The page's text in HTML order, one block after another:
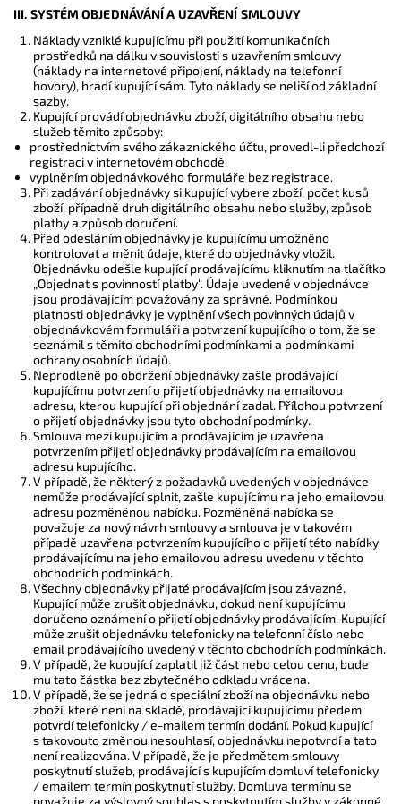
III. SYSTÉM OBJEDNÁVÁNÍ A UZAVŘENÍ SMLOUVY
Náklady vzniklé kupujícímu při použití komunikačních
prostředků na dálku v souvislosti s uzavřením smlouvy
(náklady na internetové připojení, náklady na telefonní
hovory), hradí kupující sám. Tyto náklady se neliší od základní
sazby.
Kupující provádí objednávku zboží, digitálního obsahu nebo
služeb těmito způsoby:
prostřednictvím svého zákaznického účtu, provedl-li předchozí
registraci v internetovém obchodě,
vyplněním objednávkového formuláře bez registrace.
Při zadávání objednávky si kupující vybere zboží, počet kusů
zboží, případně druh digitálního obsahu nebo služby, způsob
platby a způsob doručení.
Před odesláním objednávky je kupujícímu umožněno
kontrolovat a měnit údaje, které do objednávky vložil.
Objednávku odešle kupující prodávajícímu kliknutím na tlačítko
„Objednat s povinností platby“. Údaje uvedené v objednávce
jsou prodávajícím považovány za správné. Podmínkou
platnosti objednávky je vyplnění všech povinných údajů v
objednávkovém formuláři a potvrzení kupujícího o tom, že se
seznámil s těmito obchodními podmínkami a podmínkami
ochrany osobních údajů.
Neprodleně po obdržení objednávky zašle prodávající
kupujícímu potvrzení o přijetí objednávky na emailovou
adresu, kterou kupující při objednání zadal. Přílohou potvrzení
o přijetí objednávky jsou tyto obchodní podmínky.
Smlouva mezi kupujícím a prodávajícím je uzavřena
potvrzením přijetí objednávky prodávajícím na emailovou
adresu kupujícího.
V případě, že některý z požadavků uvedených v objednávce
nemůže prodávající splnit, zašle kupujícímu na jeho emailovou
adresu pozměněnou nabídku. Pozměněná nabídka se
považuje za nový návrh smlouvy a smlouva je v takovém
případě uzavřena potvrzením kupujícího o přijetí této nabídky
prodávajícímu na jeho emailovou adresu uvedenu v těchto
obchodních podmínkách.
Všechny objednávky přijaté prodávajícím jsou závazné.
Kupující může zrušit objednávku, dokud není kupujícímu
doručeno oznámení o přijetí objednávky prodávajícím. Kupující
může zrušit objednávku telefonicky na telefonní číslo nebo
email prodávajícího uvedený v těchto obchodních podmínkách.
V případě, že kupující zaplatil již část nebo celou cenu, bude
mu tato částka bez zbytečného odkladu vrácena.
V případě, že se jedná o speciální zboží na objednávku nebo
zboží, které není na skladě, prodávající kupujícímu předem
potvrdí telefonicky / e-mailem termín dodání. Pokud kupující
s takovouto změnou nesouhlasí, objednávku nepotvrdí a tato
není realizována. V případě, že je předmětem smlouvy
poskytnutí služeb, prodávající s kupujícím domluví telefonicky
/ emailem termín poskytnutí služby. Domluva termínu se